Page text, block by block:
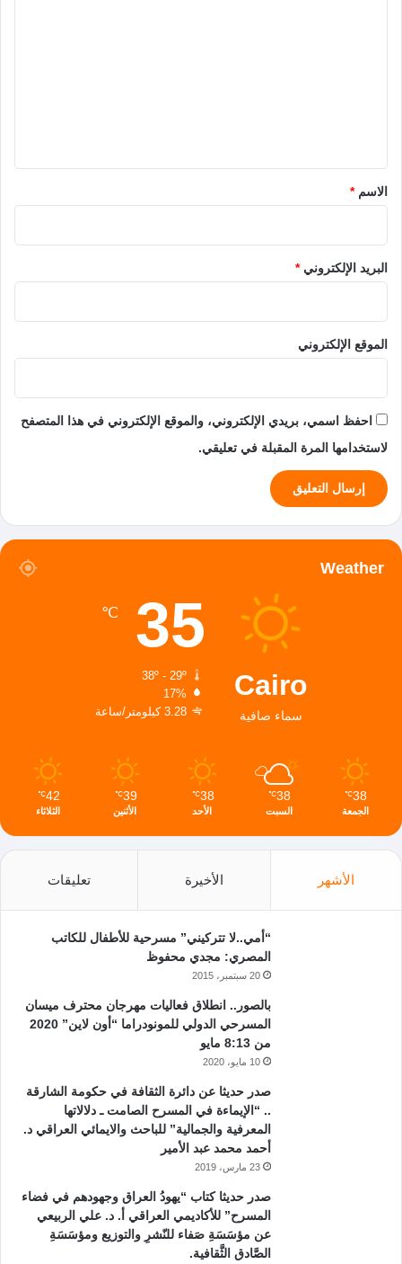
*الاسم*
البريد الإلكتروني*
الموقع الإلكتروني
احفظ اسمي، بريدي الإلكتروني، والموقع الإلكتروني في هذا المتصفح
لاستخدامها المرة المقبلة في تعليقي.
Weather
Cairo
سماء صافية
35
℃
38º - 29º
17%
3.28 كيلومتر/ساعة
38
℃
الجمعة
38
℃
السبت
38
℃
الأحد
39
℃
الأثنين
42
℃
الثلاثاء
الأشهر الأخيرة تعليقات
“أمي..لا تتركيني” مسرحية للأطفال للكاتب
المصري: مجدي محفوظ
20 سبتمبر، 2015
بالصور.. انطلاق فعاليات مهرجان محترف ميسان
المسرحي الدولي للمونودراما “أون لاين” 2020
من 8:13 مايو
10 مايو، 2020
صدر حديثا عن دائرة الثقافة في حكومة الشارقة
.. “الإيماءة في المسرح الصامت ـ دلالاتها
المعرفية والجمالية” للباحث والايمائي العراقي د.
أحمد محمد عبد الأمير
23 مارس، 2019
صدر حديثا كتاب “يهودُ العراق وجهودهم في فضاء
المسرح” للأكاديمي العراقي أ. د. علي الربيعي
عن مؤسَسَةِ صَفاء للنّشرِ والتوزيع ومؤسَسَةِ
الصَّادق الثَّقافية.